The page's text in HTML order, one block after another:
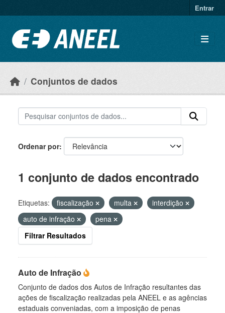
Entrar
Conjuntos de dados
Ordenar por
1 conjunto de dados encontrado
Etiquetas: fiscalização multa
interdição
auto de infração
pena
Filtrar Resultados
Auto de Infração
Conjunto de dados dos Autos de Infração resultantes das
ações de fiscalização realizadas pela ANEEL e as agências
estaduais conveniadas, com a imposição de penas